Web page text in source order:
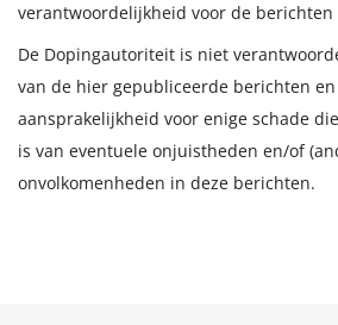
verantwoordelijkheid voor de berichten
De Dopingautoriteit is niet
van de hier gepubliceerde berichten
aansprakelijkheid voor enige schade
is van eventuele onjuistheden en/of
onvolkomenheden in deze berichten.